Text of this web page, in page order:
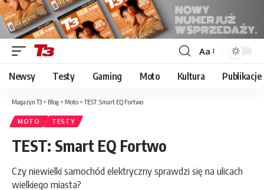
Font
Resizer
Aa
Newsy Testy Gaming Moto Kultura Publikacje
Magazyn T3 > Blog > Moto >TEST: Smart EQ Fortwo
MOTO TESTY
TEST: Smart EQ Fortwo
Czy niewielki samochód elektryczny sprawdzi się na ulicach
wielkiego miasta?